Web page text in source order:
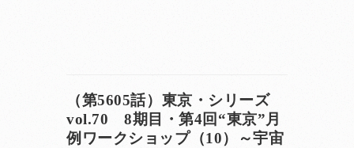
（第5605話）東京・シリーズ
vol.70 8期目・第4回“東京”月
例ワークショップ（10）～宇宙